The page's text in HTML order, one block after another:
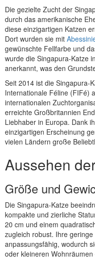
Die gezielte Zucht der
durch das amerikanische
diese einzigartigen Katzen
Dort wurden sie mit
gewünschte Fellfarbe und
wurde die Singapura-Katze
anerkannt, was den
Seit 2014 ist die Singapura-
Internationale Féline (FIFé)
internationalen
erreichte Großbritannien
Liebhaber in Europa. Dank
einzigartigen Erscheinung
vielen Ländern große
Aussehen
Größe und
Die Singapura-Katze
kompakte und zierliche
20 cm und einem
zugleich robust. Ihre
anpassungsfähig, wodurch
oder kleineren